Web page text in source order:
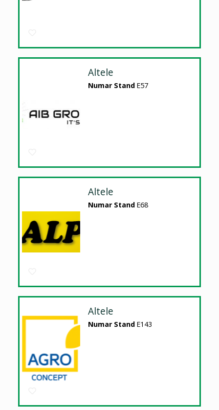
Altele
Numar Stand E57
Altele
Numar Stand E68
Altele
Numar Stand E143